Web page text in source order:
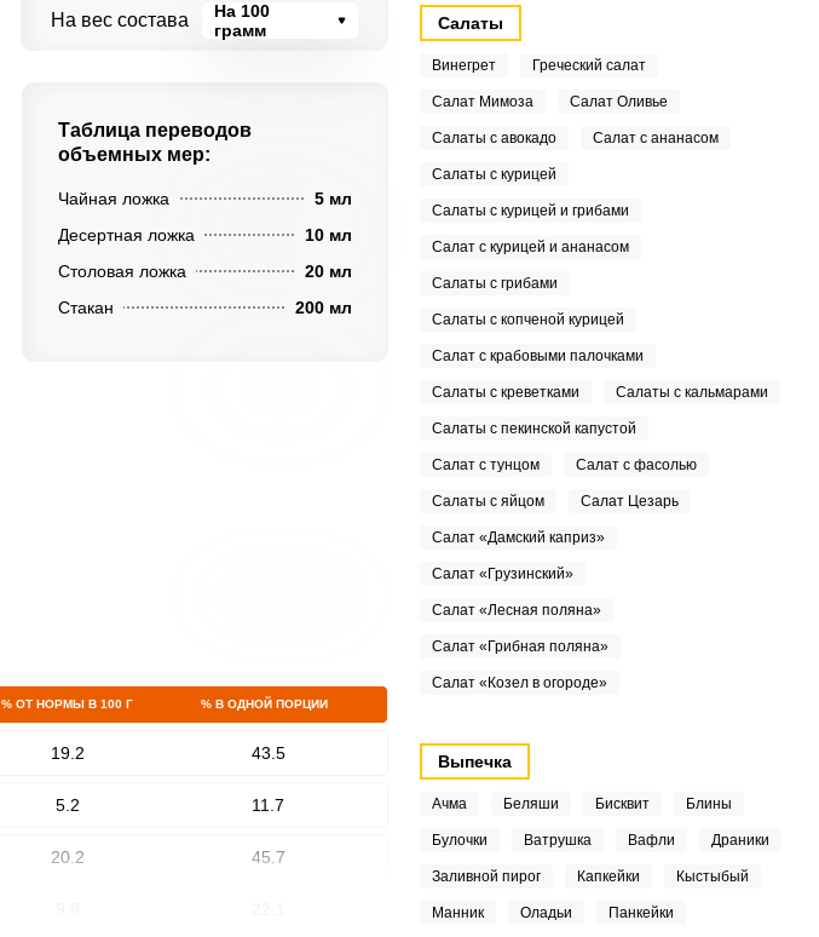
На вес состава
На 100
грамм
Таблица переводов
объемных мер:
Чайная ложка
5 мл
Десертная ложка
10 мл
Столовая ложка
20 мл
Стакан
200 мл
% ОТ НОРМЫ В 100 Г % В ОДНОЙ ПОРЦИИ
19.2 43.5
5.2 11.7
20.2 45.7
Салаты
Винегрет Греческий салат
Салат Мимоза Салат Оливье
Салаты с авокадо Салат с ананасом
Салаты с курицей
Салаты с курицей и грибами
Салат с курицей и ананасом
Салаты с грибами
Салаты с копченой курицей
Салат с крабовыми палочками
Салаты с креветками Салаты с кальмарами
Салаты с пекинской капустой
Салат с тунцом Салат с фасолью
Салаты с яйцом Салат Цезарь
Салат «Дамский каприз»
Салат «Грузинский»
Салат «Лесная поляна»
Салат «Грибная поляна»
Салат «Козел в огороде»
Выпечка
Ачма Беляши Бисквит Блины
Булочки Ватрушка Вафли Драники
Заливной пирог Капкейки Кыстыбый
Манник Оладьи Панкейки